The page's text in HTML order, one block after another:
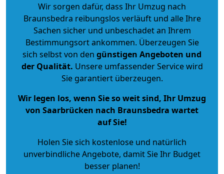
Wir sorgen dafür, dass Ihr Umzug nach
Braunsbedra reibungslos verläuft und alle Ihre
Sachen sicher und unbeschadet an Ihrem
Bestimmungsort ankommen. Überzeugen Sie
sich selbst von den günstigen Angeboten und
der Qualität. Unsere umfassender Service wird
Sie garantiert überzeugen.
Wir legen los, wenn Sie so weit sind, Ihr Umzug
von Saarbrücken nach Braunsbedra wartet
auf Sie!
Holen Sie sich kostenlose und natürlich
unverbindliche Angebote, damit Sie Ihr Budget
besser planen!